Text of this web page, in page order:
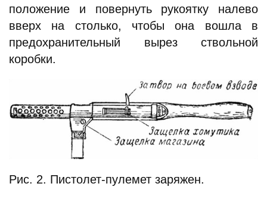
положение и повернуть рукоятку налево
вверх на столько, чтобы она вошла в
предохранительный вырез ствольной
коробки.
Рис. 2. Пистолет-пулемет заряжен.